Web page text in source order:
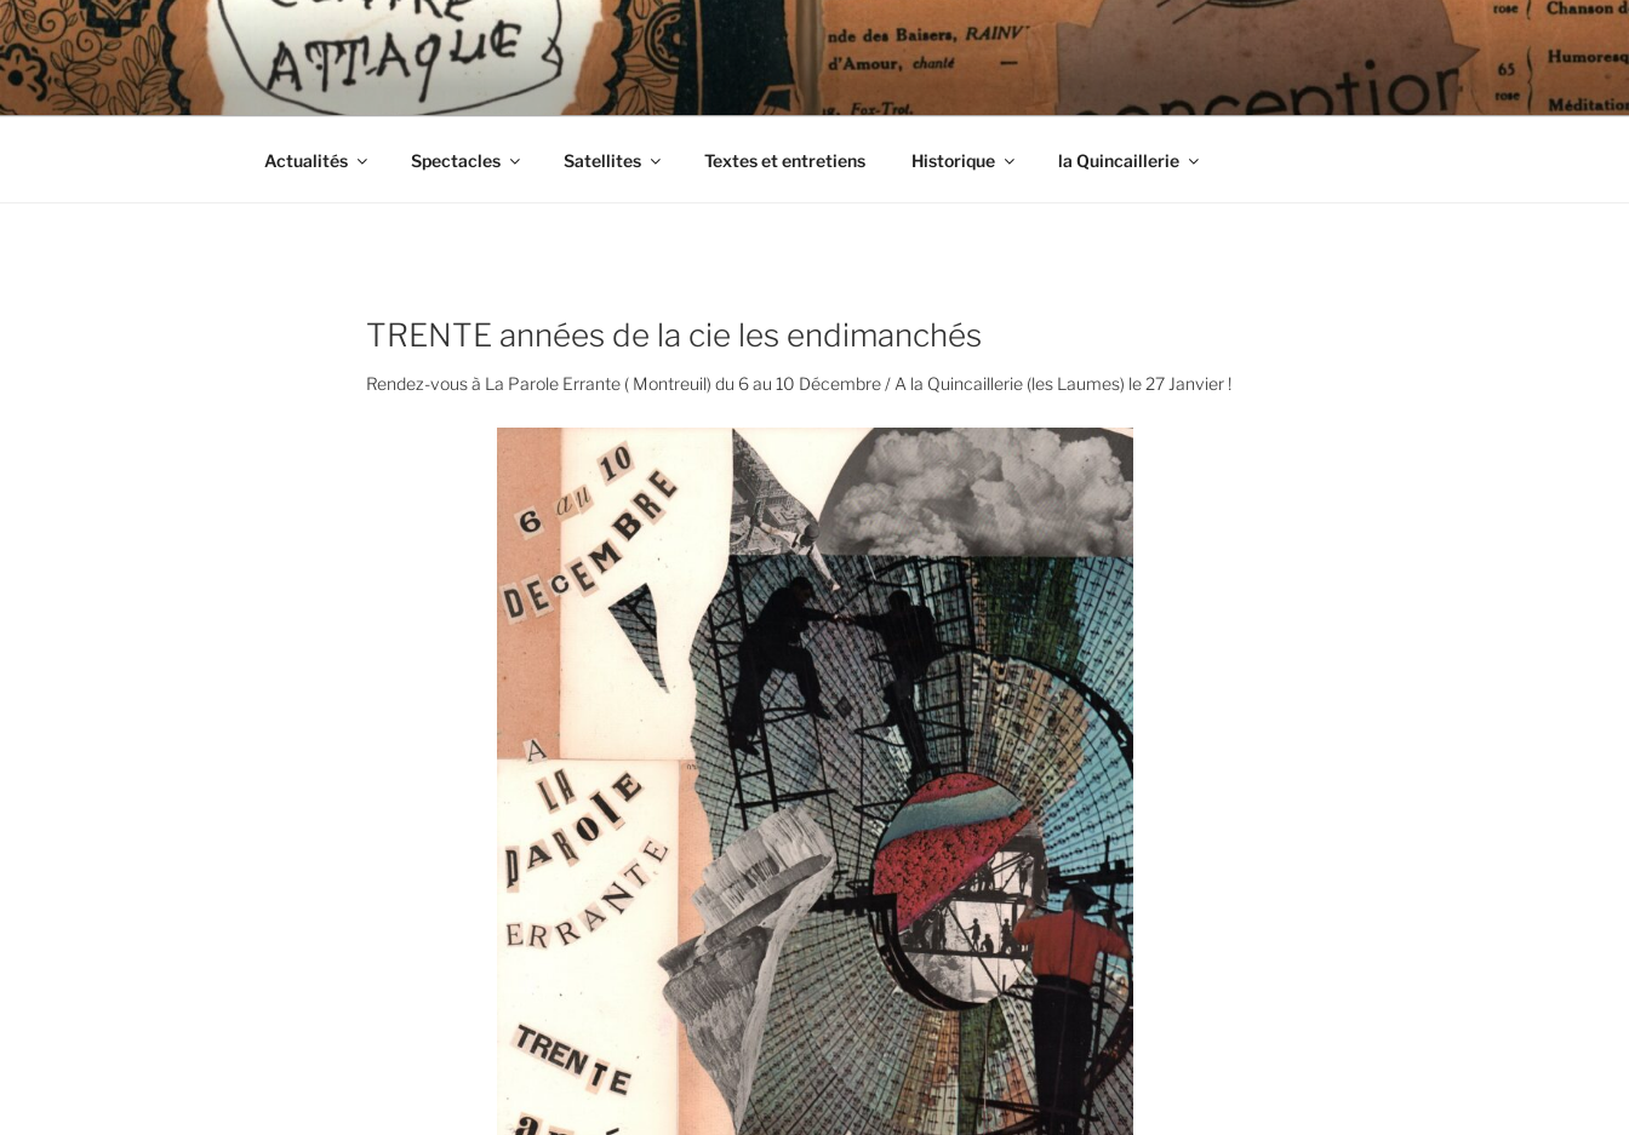
Aller
au
contenu
principal
CIE LES ENDIMANCHÉS
Actualités Spectacles Satellites Textes et entretiens Historique la Quincaillerie
TRENTE années de la cie les endimanchés
Rendez-vous à La Parole Errante ( Montreuil) du 6 au 10 Décembre / A la Quincaillerie (les Laumes) le 27 Janvier !